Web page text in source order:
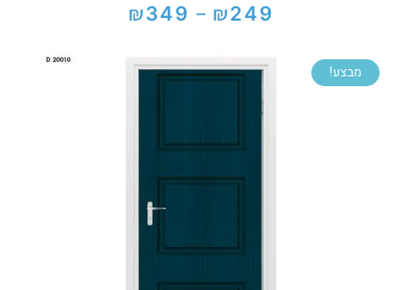
₪249
–
₪349טווח
עד
מבצע!